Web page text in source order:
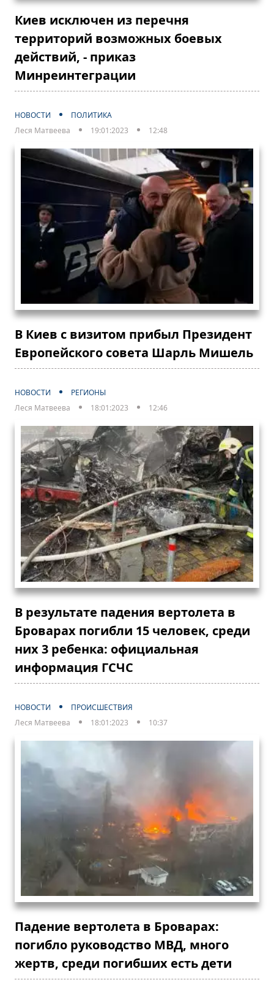
Киев исключен из перечня
территорий возможных боевых
действий, - приказ
Минреинтеграции
НОВОСТИ
ПОЛИТИКА
Леся Матвеева
19:01:2023 12:48
В Киев с визитом прибыл Президент
Европейского совета Шарль Мишель
НОВОСТИ
РЕГИОНЫ
Леся Матвеева
18:01:2023 12:46
В результате падения вертолета в
Броварах погибли 15 человек, среди
них 3 ребенка: официальная
информация ГСЧС
НОВОСТИ
ПРОИСШЕСТВИЯ
Леся Матвеева
18:01:2023 10:37
Падение вертолета в Броварах:
погибло руководство МВД, много
жертв, среди погибших есть дети